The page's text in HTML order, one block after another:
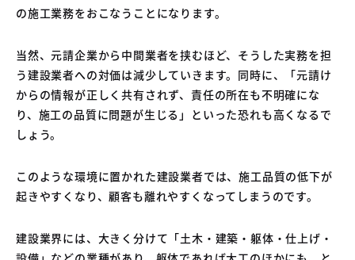
の施工業務をおこなうことになります。
当然、元請企業から中間業者を挟むほど、そうした実務を担
う建設業者への対価は減少していきます。同時に、「元請け
からの情報が正しく共有されず、責任の所在も不明確にな
り、施工の品質に問題が生じる」といった恐れも高くなるで
しょう。
このような環境に置かれた建設業者では、施工品質の低下が
起きやすくなり、顧客も離れやすくなってしまうのです。
建設業界には、大きく分けて「土木・建築・躯体・仕上げ・